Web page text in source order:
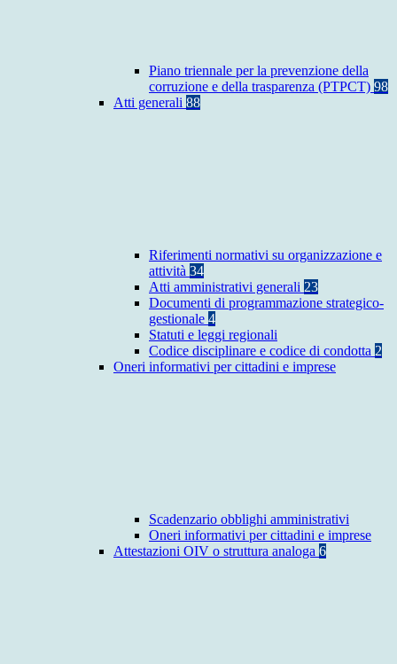
Piano triennale per la prevenzione della
corruzione e della trasparenza (PTPCT) 98
Atti generali 88
Riferimenti normativi su organizzazione e
attività 34
Atti amministrativi generali 23
Documenti di programmazione strategico-
gestionale 4
Statuti e leggi regionali
Codice disciplinare e codice di condotta 2
Oneri informativi per cittadini e imprese
Scadenzario obblighi amministrativi
Oneri informativi per cittadini e imprese
Attestazioni OIV o struttura analoga 6